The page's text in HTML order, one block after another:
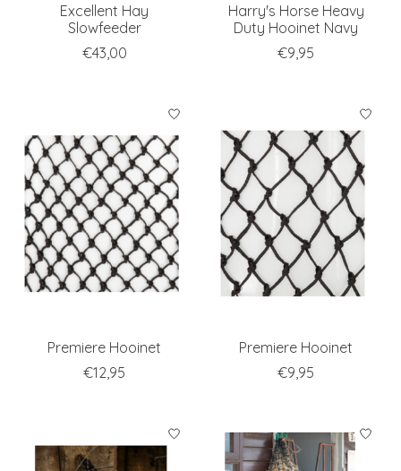
Excellent Hay
Slowfeeder
€43,00
Harry's Horse Heavy
Duty Hooinet Navy
€9,95
Premiere Hooinet
€12,95
Premiere Hooinet
€9,95